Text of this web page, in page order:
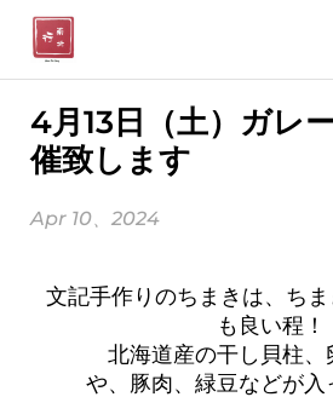
4月13日（土）ガレ
催致します
Apr 10、2024
文記手作りのちまきは、ち
も良い程！
北海道産の干し貝柱、
や、豚肉、緑豆などが入